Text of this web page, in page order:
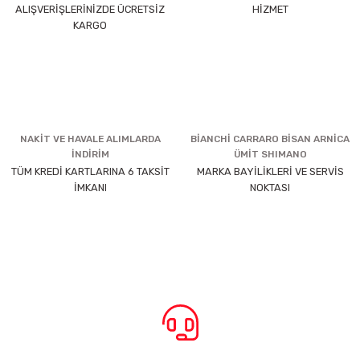
ALIŞVERİŞLERİNİZDE ÜCRETSİZ
KARGO
HİZMET
NAKİT VE HAVALE ALIMLARDA
İNDİRİM
TÜM KREDİ KARTLARINA 6 TAKSİT
İMKANI
BİANCHİ CARRARO BİSAN ARNİCA
ÜMİT SHIMANO
MARKA BAYİLİKLERİ VE SERVİS
NOKTASI